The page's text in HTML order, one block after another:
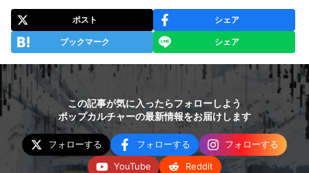
ポスト シェア
ブックマーク シェア
この記事が気に入ったらフォローしよう
ポップカルチャーの最新情報をお届けします
フォローする フォローする
フォローする
YouTube
Reddit